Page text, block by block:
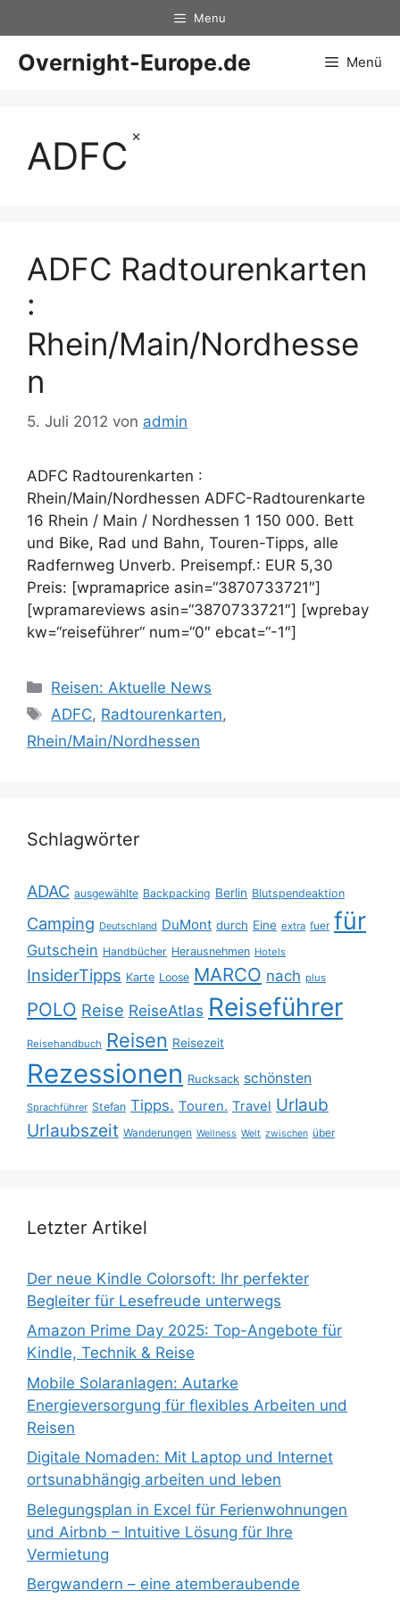
×
Inhalt
springen
Menu
Overnight-Europe.de Menü
ADFC
ADFC Radtourenkarten
:
Rhein/Main/Nordhesse
n
5. Juli 2012 von admin
ADFC Radtourenkarten :
Rhein/Main/Nordhessen ADFC-Radtourenkarte
16 Rhein / Main / Nordhessen 1 150 000. Bett
und Bike, Rad und Bahn, Touren-Tipps, alle
Radfernweg Unverb. Preisempf.: EUR 5,30
Preis: [wpramaprice asin=“3870733721″]
[wpramareviews asin=“3870733721″] [wprebay
kw=“reiseführer“ num=“0″ ebcat=“-1″]
Kategorien
Reisen: Aktuelle News
Schlagwörter
ADFC, Radtourenkarten,
Rhein/Main/Nordhessen
Schlagwörter
ADAC ausgewählte Backpacking Berlin Blutspendeaktion
Camping Deutschland DuMont durch Eine extra fuer für
Gutschein Handbücher Herausnehmen Hotels
InsiderTipps Karte Loose MARCO nach plus
POLO Reise ReiseAtlas Reiseführer
Reisehandbuch Reisen Reisezeit
Rezessionen Rucksack schönsten
Sprachführer Stefan Tipps. Touren. Travel Urlaub
Urlaubszeit Wanderungen Wellness Welt zwischen über
Letzter Artikel
Der neue Kindle Colorsoft: Ihr perfekter
Begleiter für Lesefreude unterwegs
Amazon Prime Day 2025: Top-Angebote für
Kindle, Technik & Reise
Mobile Solaranlagen: Autarke
Energieversorgung für flexibles Arbeiten und
Reisen
Digitale Nomaden: Mit Laptop und Internet
ortsunabhängig arbeiten und leben
Belegungsplan in Excel für Ferienwohnungen
und Airbnb – Intuitive Lösung für Ihre
Vermietung
Bergwandern – eine atemberaubende